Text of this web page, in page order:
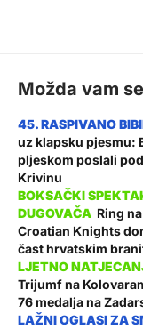
Možda vam
uz klapsku pjesmu:
pljeskom poslali
Krivinu
Ring
Croatian Knights
čast hrvatskim
Trijumf na
76 medalja na